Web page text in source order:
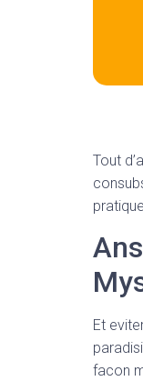
Tout
Et
facon